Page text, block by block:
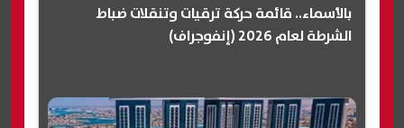
بالأسماء.. قائمة حركة ترقيات وتنقلات ضباط
الشرطة لعام 2026 (إنفوجراف)